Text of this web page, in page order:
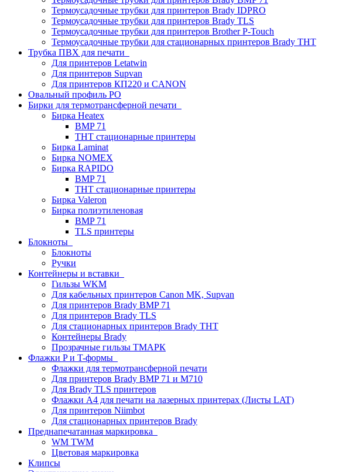
Термоусадочные трубки для принтеров Brady IDPRO
Термоусадочные трубки для принтеров Brady TLS
Термоусадочные трубки для принтеров Brother P-Touch
Термоусадочные трубки для стационарных принтеров Brady THT
Трубка ПВХ для печати
Для принтеров Letatwin
Для принтеров Supvan
Для принтеров КП220 и CANON
Овальный профиль PO
Бирки для термотрансферной печати
Бирка Heatex
BMP 71
THT стационарные принтеры
Бирка Laminat
Бирка NOMEX
Бирка RAPIDO
BMP 71
THT стационарные принтеры
Бирка Valeron
Бирка полиэтиленовая
BMP 71
TLS принтеры
Блокноты
Блокноты
Ручки
Контейнеры и вставки
Гильзы WKM
Для кабельных принтеров Canon MK, Supvan
Для принтеров Brady BMP 71
Для принтеров Brady TLS
Для стационарных принтеров Brady THT
Контейнеры Brady
Прозрачные гильзы ТМАРК
Флажки P и T-формы
Флажки для термотрансферной печати
Для принтеров Brady BMP 71 и M710
Для Brady TLS принтеров
Флажки A4 для печати на лазерных принтерах (Листы LAT)
Для принтеров Niimbot
Для стационарных принтеров Brady
Преднапечатанная маркировка
WM TWM
Цветовая маркировка
Клипсы